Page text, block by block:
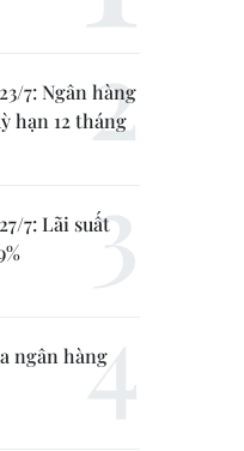
7: Ngân hàng
hạn 12 tháng
7: Lãi suất
ngân hàng